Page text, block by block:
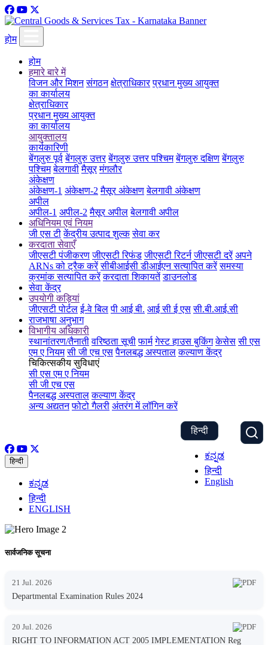
होम
होम
हमारे बारे में
विजन और मिशन संगठन क्षेत्राधिकार प्रधान मुख्य आयुक्त
का कार्यालय
क्षेत्राधिकार
प्रधान मुख्य आयुक्त
का कार्यालय
आयुक्तालय
कार्यकारिणी
बेंगलुरु पूर्व बेंगलुरु उत्तर बेंगलुरु उत्तर पश्चिम बेंगलुरु दक्षिण बेंगलुरु
पश्चिम बेलगावी मैसूर मंगलौर
अंकेक्षण
अंकेक्षण-1 अंकेक्षण-2 मैसूर अंकेक्षण बेलगावी अंकेक्षण
अपील
अपील-1 अपील-2 मैसूर अपील बेलगावी अपील
अधिनियम एवं नियम
जी एस टी केंद्रीय उत्पाद शुल्क सेवा कर
करदाता सेवाएँ
जीएसटी पंजीकरण जीएसटी रिफंड जीएसटी रिटर्न जीएसटी दरें अपने
ARNs को ट्रैक करें सीबीआईसी डीआईएन सत्यापित करें समस्या
क्रमांक सत्यापित करें करदाता शिकायतें डाउनलोड
सेवा केंद्र
उपयोगी कड़ियां
जीएसटी पोर्टल ई-वे बिल पी आई बी. आई सी ई एस सी.बी.आई.सी
राजभाषा अनुभाग
विभागीय अधिकारी
स्थानांतरण/तैनाती वरिष्ठता सूची फार्म गेस्ट हाउस बुकिंग केसेस सी एस
एम ए नियम सी जी एच एस पैनलबद्ध अस्पताल कल्याण केंद्र
चिकित्सकीय सुविधाएं
सी एस एम ए नियम
सी जी एच एस
पैनलबद्ध अस्पताल कल्याण केंद्र
अन्य अद्यतन फोटो गैलरी अंतरंग में लॉगिन करें
हिन्दी
ಕನ್ನಡ
हिन्दी
English
हिन्दी
ಕನ್ನಡ
हिन्दी
ENGLISH
सार्वजनिक सूचना
21 Jul. 2026
Departmental Examination Rules 2024
20 Jul. 2026
RIGHT TO INFORMATION ACT 2005 IMPLEMENTATION Reg